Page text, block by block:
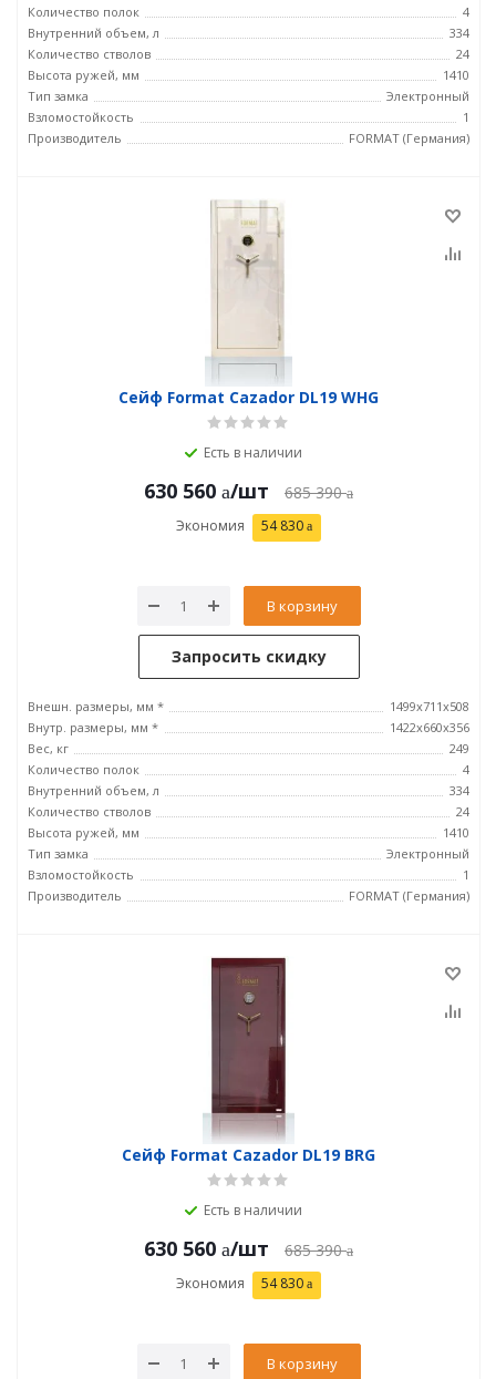
Количество полок
4
Внутренний объем, л
334
Количество стволов
24
Высота ружей, мм
1410
Тип замка
Электронный
Взломостойкость
1
Производитель
FORMAT (Германия)
Сейф Format Cazador DL19 WHG
Есть в наличии
630 560 /шт 685 390
Экономия 54 830
В корзину
Запросить скидку
Внешн. размеры, мм *
1499x711x508
Внутр. размеры, мм *
1422x660x356
Вес, кг
249
Количество полок
4
Внутренний объем, л
334
Количество стволов
24
Высота ружей, мм
1410
Тип замка
Электронный
Взломостойкость
1
Производитель
FORMAT (Германия)
Сейф Format Cazador DL19 BRG
Есть в наличии
630 560 /шт 685 390
Экономия 54 830
В корзину